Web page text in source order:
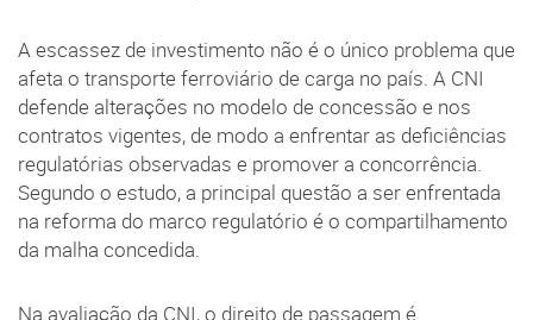
A escassez de investimento não é o único problema que
afeta o transporte ferroviário de carga no país. A CNI
defende alterações no modelo de concessão e nos
contratos vigentes, de modo a enfrentar as deficiências
regulatórias observadas e promover a concorrência.
Segundo o estudo, a principal questão a ser enfrentada
na reforma do marco regulatório é o compartilhamento
da malha concedida.
Na avaliação da CNI, o direito de passagem é